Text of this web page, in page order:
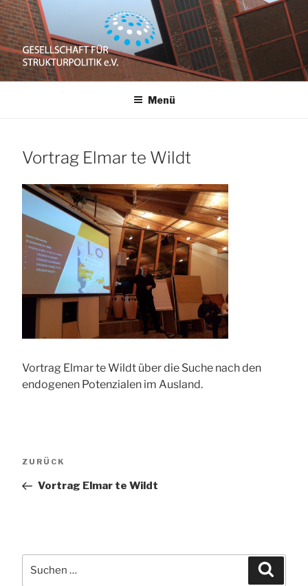
Zum
Inhalt
springen
GESELLSCHAFT
STRUKTURPOLITIK
e.V.
Menü
Vortrag Elmar te Wildt
Vortrag Elmar te Wildt über die Suche nach den
endogenen Potenzialen im Ausland.
Vorheriger
ZURÜCK
Vortrag Elmar te Wildt
nach: